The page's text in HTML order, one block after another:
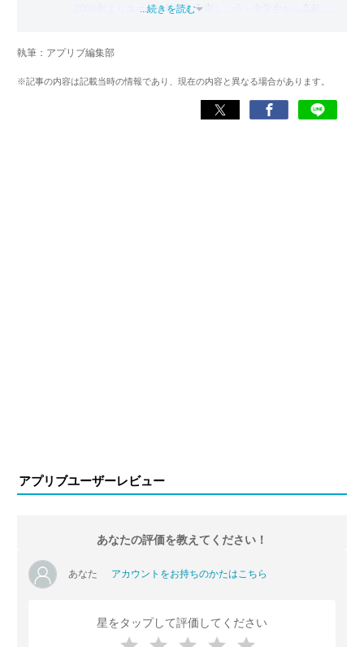
2006年よりスポーツ教室を主宰し、小・中学生から高齢者
日常生活をより豊かにするヘルスケアアプリの活用法を、
メディアや講演を通じて広く発信している。
...続きを読む
執筆：アプリブ編集部
※記事の内容は記載当時の情報であり、現在の内容と異なる場合があります。
アプリブユーザーレビュー
あなたの評価を教えてください！
あなた アカウントをお持ちのかたはこちら
星をタップして評価してください